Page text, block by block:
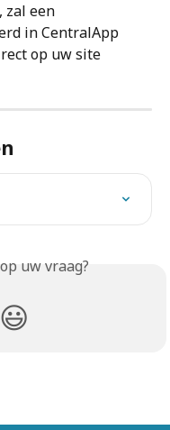
zal een
in CentralApp
op uw site
uw vraag?
😃